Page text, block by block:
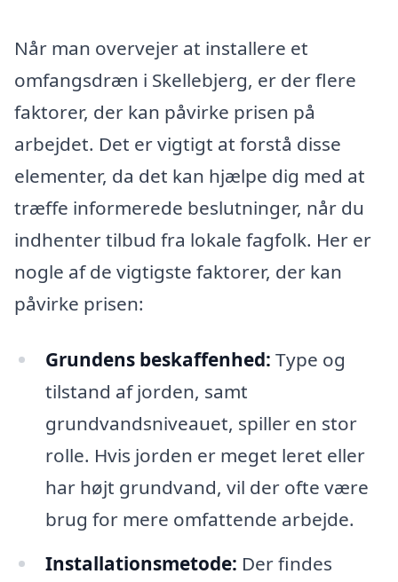
Når man overvejer at installere et
omfangsdræn i Skellebjerg, er der flere
faktorer, der kan påvirke prisen på
arbejdet. Det er vigtigt at forstå disse
elementer, da det kan hjælpe dig med at
træffe informerede beslutninger, når du
indhenter tilbud fra lokale fagfolk. Her er
nogle af de vigtigste faktorer, der kan
påvirke prisen:
Grundens beskaffenhed: Type og
tilstand af jorden, samt
grundvandsniveauet, spiller en stor
rolle. Hvis jorden er meget leret eller
har højt grundvand, vil der ofte være
brug for mere omfattende arbejde.
Installationsmetode: Der findes